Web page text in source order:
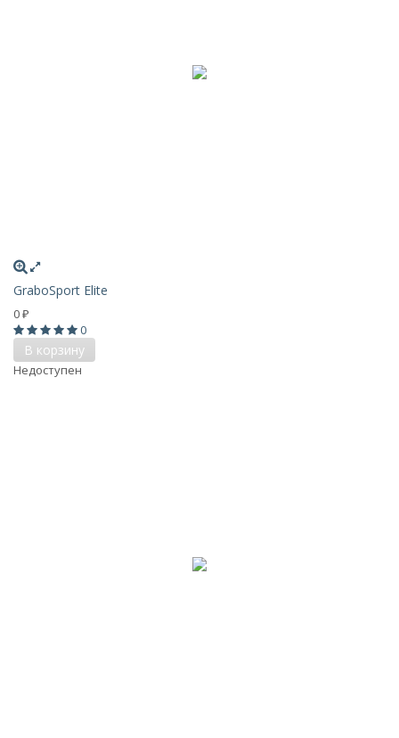
GraboSport Elite
0 ₽
0
В корзину
Недоступен